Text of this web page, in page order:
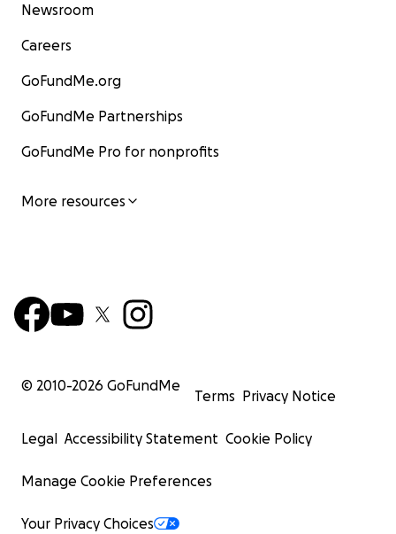
Newsroom
Careers
GoFundMe.org
GoFundMe Partnerships
GoFundMe Pro for nonprofits
More resources
© 2010-2026 GoFundMe
Terms Privacy Notice
Legal Accessibility Statement Cookie Policy
Manage Cookie Preferences
Your Privacy Choices